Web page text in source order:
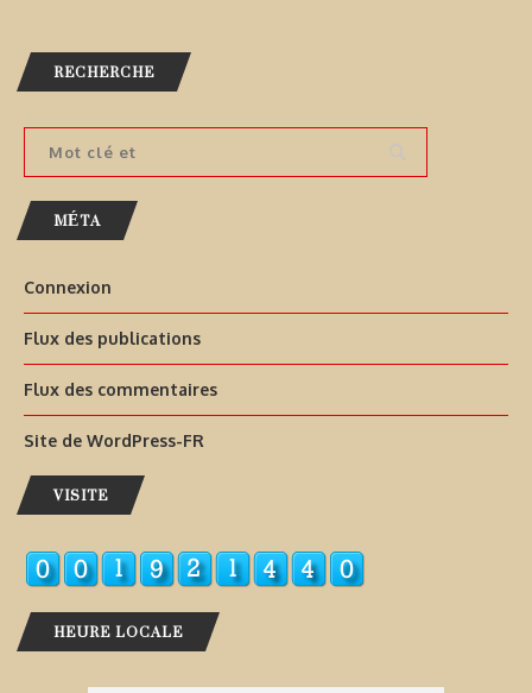
RECHERCHE
MÉTA
Connexion
Flux des publications
Flux des commentaires
Site de WordPress-FR
VISITE
HEURE LOCALE